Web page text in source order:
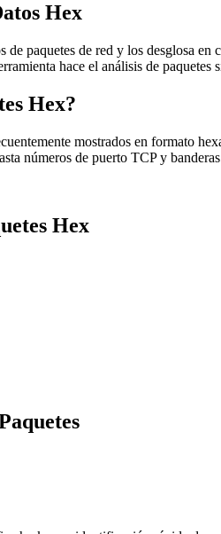
Hex
paquetes de red y los desglosa
hace el análisis de paquetes
Hex?
mostrados en formato
números de puerto TCP y
Hex